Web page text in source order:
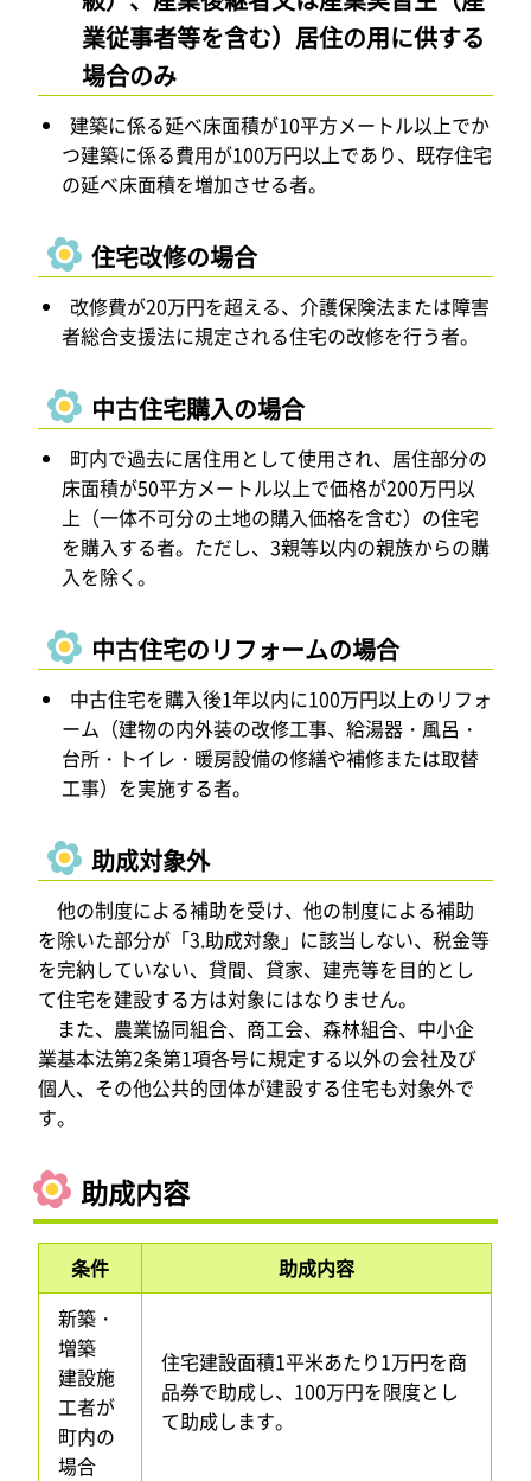
業従事者等を含む）居住の用に供する
場合のみ
建築に係る延べ床面積が10平方メートル以上でか
つ建築に係る費用が100万円以上であり、既存住宅
の延べ床面積を増加させる者。
住宅改修の場合
改修費が20万円を超える、介護保険法または障害
者総合支援法に規定される住宅の改修を行う者。
中古住宅購入の場合
町内で過去に居住用として使用され、居住部分の
床面積が50平方メートル以上で価格が200万円以
上（一体不可分の土地の購入価格を含む）の住宅
を購入する者。ただし、3親等以内の親族からの購
入を除く。
中古住宅のリフォームの場合
中古住宅を購入後1年以内に100万円以上のリフォ
ーム（建物の内外装の改修工事、給湯器・風呂・
台所・トイレ・暖房設備の修繕や補修または取替
工事）を実施する者。
助成対象外
他の制度による補助を受け、他の制度による補助
を除いた部分が「3.助成対象」に該当しない、税金等
を完納していない、貸間、貸家、建売等を目的とし
て住宅を建設する方は対象にはなりません。
また、農業協同組合、商工会、森林組合、中小企
業基本法第2条第1項各号に規定する以外の会社及び
個人、その他公共的団体が建設する住宅も対象外で
す。
助成内容
条件
助成内容
新築・
増築
建設施
工者が
町内の
場合
住宅建設面積1平米あたり1万円を商
品券で助成し、100万円を限度とし
て助成します。